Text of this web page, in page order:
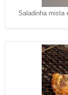
Saladinha mista